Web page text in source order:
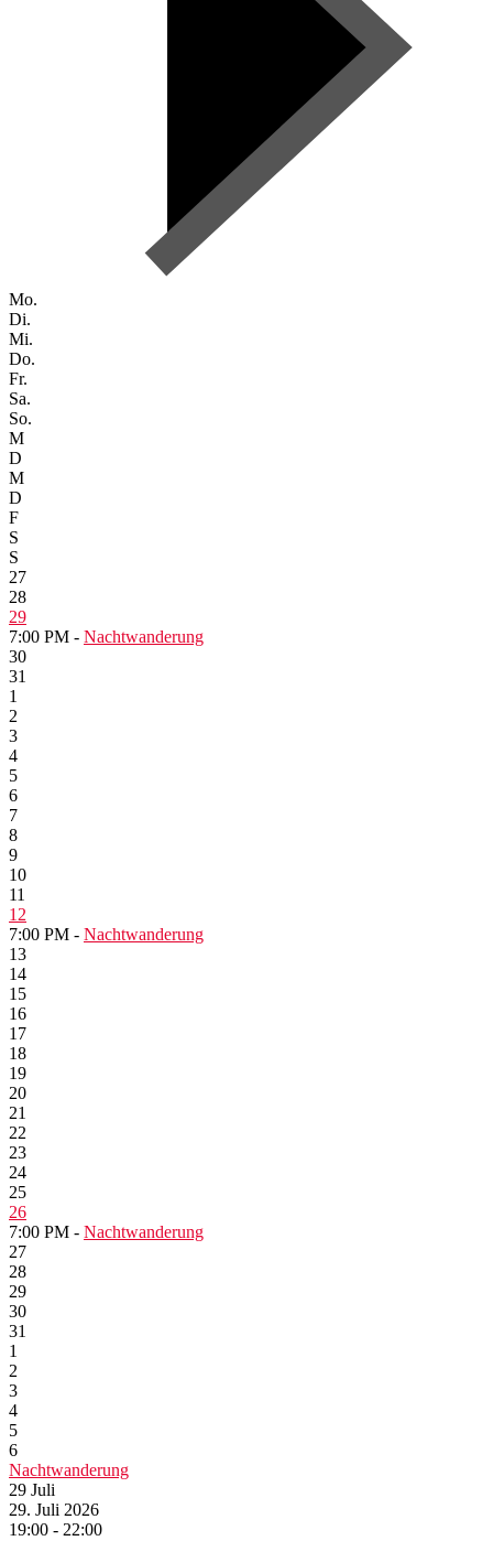
Mo.
Di.
Mi.
Do.
Fr.
Sa.
So.
M
D
M
D
F
S
S
27
28
29
7:00 PM - Nachtwanderung
30
31
1
2
3
4
5
6
7
8
9
10
11
12
7:00 PM - Nachtwanderung
13
14
15
16
17
18
19
20
21
22
23
24
25
26
7:00 PM - Nachtwanderung
27
28
29
30
31
1
2
3
4
5
6
Nachtwanderung
29 Juli
29. Juli 2026
19:00 - 22:00